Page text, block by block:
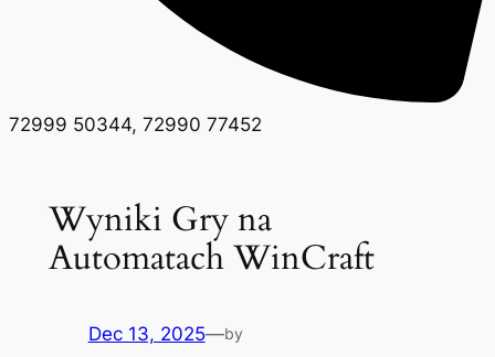
72999 50344, 72990 77452
Wyniki Gry na
Automatach WinCraft
Dec 13, 2025—by